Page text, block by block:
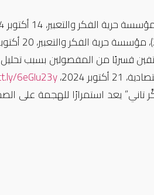
قسريًا من المفصولين بسبب
6eGIu23y
تاني” يعد استمرارًا للهجمة على